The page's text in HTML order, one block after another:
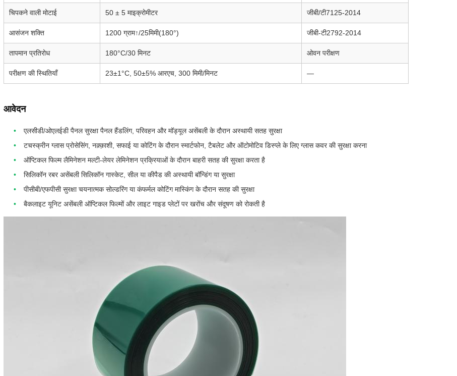
चिपकने वाली मोटाई 50 ± 5 माइक्रोमीटर जीबी/टी7125-2014
आसंजन शक्ति 1200 ग्राम↑/25मिमी(180°) जीबी-टी2792-2014
तापमान प्रतिरोध 180°C/30 मिनट ओवन परीक्षण
परीक्षण की स्थितियाँ 23±1°C, 50±5% आरएच, 300 मिमी/मिनट —
आवेदन
एलसीडी/ओएलईडी पैनल सुरक्षा पैनल हैंडलिंग, परिवहन और मॉड्यूल असेंबली के दौरान अस्थायी सतह सुरक्षा
टचस्क्रीन ग्लास प्रोसेसिंग, नक़्क़ाशी, सफाई या कोटिंग के दौरान स्मार्टफोन, टैबलेट और ऑटोमोटिव डिस्प्ले के लिए ग्लास कवर की सुरक्षा करना
ऑप्टिकल फिल्म लैमिनेशन मल्टी-लेयर लेमिनेशन प्रक्रियाओं के दौरान बाहरी सतह की सुरक्षा करता है
सिलिकॉन रबर असेंबली सिलिकॉन गास्केट, सील या कीपैड की अस्थायी बॉन्डिंग या सुरक्षा
पीसीबी/एफपीसी सुरक्षा चयनात्मक सोल्डरिंग या कंफर्मल कोटिंग मास्किंग के दौरान सतह की सुरक्षा
बैकलाइट यूनिट असेंबली ऑप्टिकल फिल्मों और लाइट गाइड प्लेटों पर खरोंच और संदूषण को रोकती है